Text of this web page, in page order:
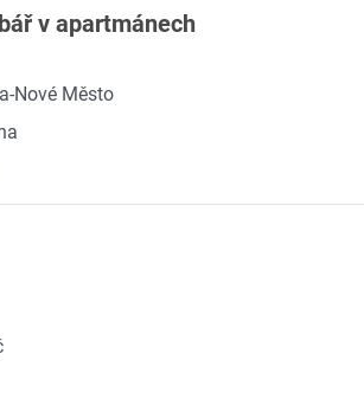
v apartmánech
Nové Město